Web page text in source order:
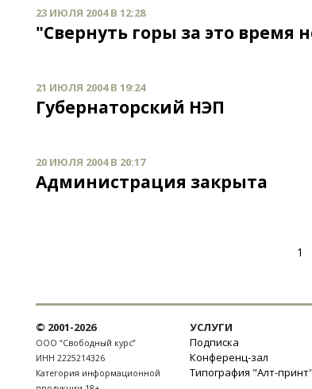
23 ИЮЛЯ 2004 В 12:28
"Свернуть горы за это время
21 ИЮЛЯ 2004 В 19:24
Губернаторский НЭП
20 ИЮЛЯ 2004 В 20:17
Администрация закрыта
1
© 2001-2026
ООО “Свободный курс”
ИНН 2225214326
Категория информационной
УСЛУГИ
Подписка
Конференц-зал
Типография "Алт-принт"